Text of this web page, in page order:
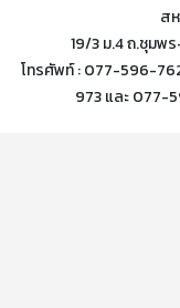
ส
19/3 ม.4 ถ.ชุมพ
โทรศัพท์ : 077-596-
973 และ 077-